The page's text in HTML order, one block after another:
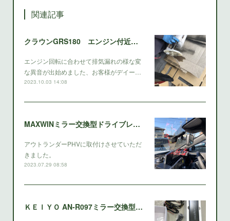
関連記事
クラウンGRS180 エンジン付近バタバタ、ビジビジと不思議なエンジン異音？
エンジン回転に合わせて排気漏れの様な変
な異音が出始めました、お客様がデイー…
2023.10.03 14:08
MAXWINミラー交換型ドライブレコーダー
アウトランダーPHVに取付けさせていただ
きました。
2023.07.29 08:58
ＫＥＩＹＯ AN-R097ミラー交換型ドライブレコーダー